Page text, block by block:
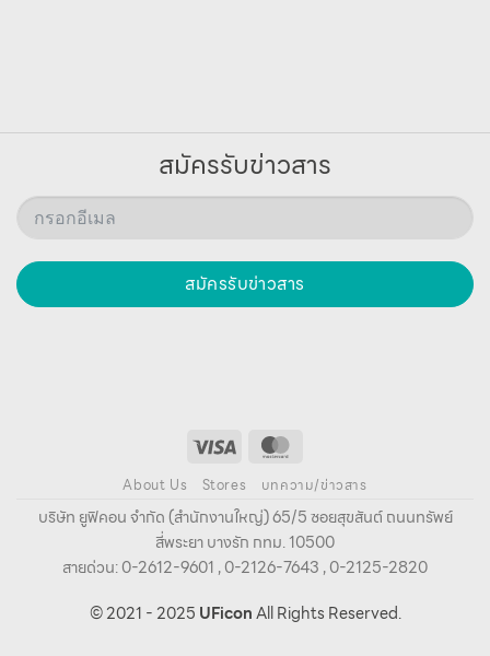
สมัครรับข่าวสาร
สมัครรับข่าวสาร
About Us Stores บทความ/ข่าวสาร
บริษัท ยูฟิคอน จํากัด (สํานักงานใหญ่) 65/5 ซอยสุขสันต์ ถนนทรัพย์
สี่พระยา บางรัก กทม. 10500
สายด่วน: 0-2612-9601 , 0-2126-7643 , 0-2125-2820
© 2021 - 2025 UFiconAll Rights Reserved.